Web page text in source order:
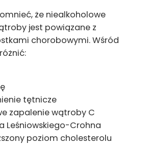
że niealkoholowe
jest powiązane z
chorobowymi. Wśród
tętnicze
zapalenie wątroby C
Leśniowskiego-Crohna
poziom cholesterolu